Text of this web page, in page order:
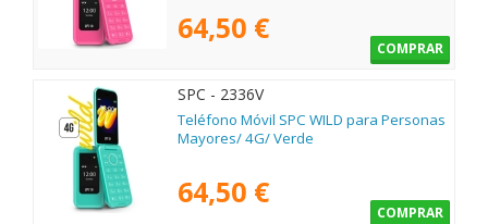
64,50 €
COMPRAR
SPC - 2336V
Teléfono Móvil SPC WILD para Personas
Mayores/ 4G/ Verde
64,50 €
COMPRAR